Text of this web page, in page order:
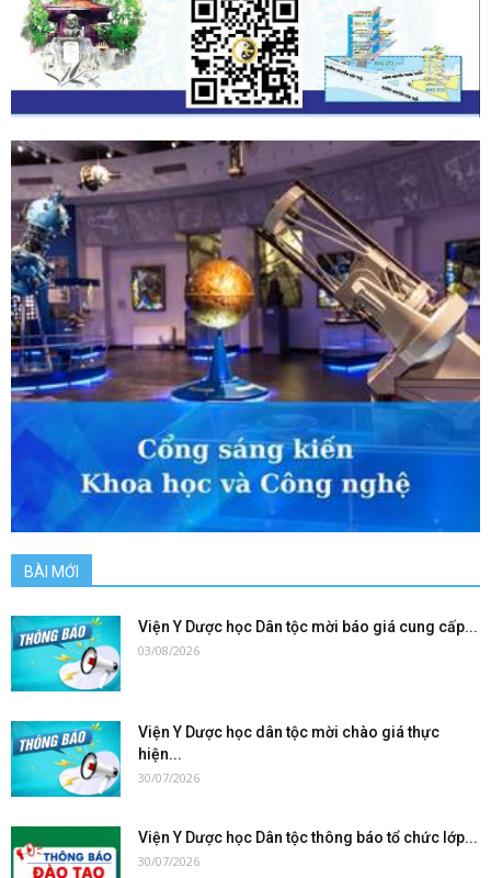
BÀI MỚI
Viện Y Dược học Dân tộc mời báo giá cung cấp...
03/08/2026
Viện Y Dược học dân tộc mời chào giá thực
hiện...
30/07/2026
Viện Y Dược học Dân tộc thông báo tổ chức lớp...
30/07/2026